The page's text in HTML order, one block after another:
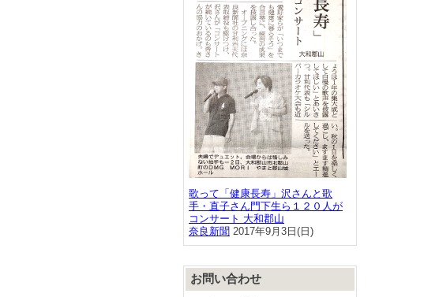
歌って「健康長寿」沢さんと歌
手・直子さん門下生ら１２０人が
コンサート 大和郡山
奈良新聞 2017年9月3日(日)
お問い合わせ